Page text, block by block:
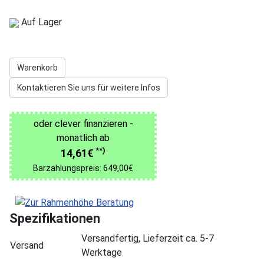
Auf Lager
Warenkorb
Kontaktieren Sie uns für weitere Infos
oder clever finanzieren -
monatlich ab
14,61€ **)
Barzahlungspreis: 649,00€
Spezifikationen
Versand
Versandfertig, Lieferzeit ca. 5-7
Werktage